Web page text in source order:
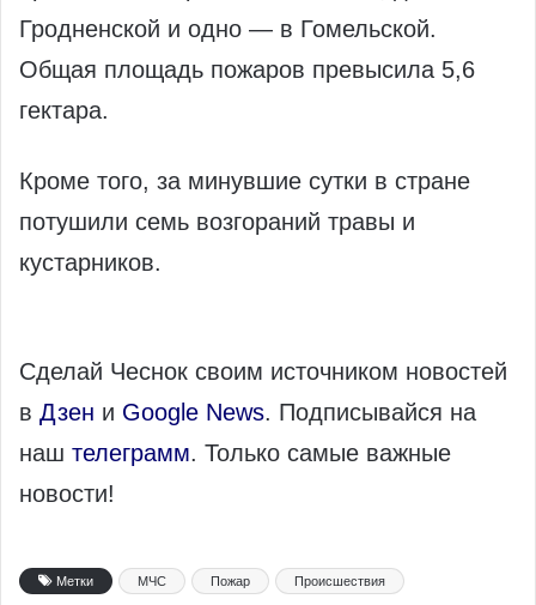
Гродненской и одно — в Гомельской.
Общая площадь пожаров превысила 5,6
гектара.
Кроме того, за минувшие сутки в стране
потушили семь возгораний травы и
кустарников.
Сделай Чеснок своим источником новостей
в Дзен и Google News. Подписывайся на
наш телеграмм. Только самые важные
новости!
Метки МЧС Пожар Происшествия